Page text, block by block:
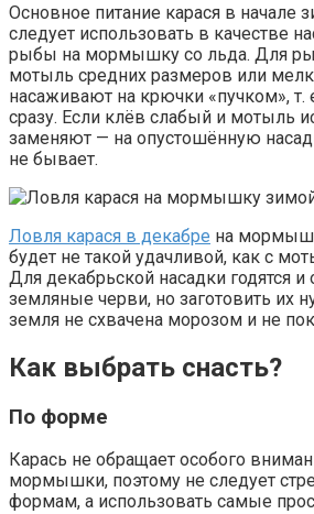
Основное питание карася в начале
следует использовать в качестве
рыбы на мормышку со льда. Для
мотыль средних размеров или
насаживают на крючки «пучком», т.
сразу. Если клёв слабый и мотыль
заменяют — на опустошённую
не бывает.
Ловля карася в декабре на
будет не такой удачливой, как с
Для декабрьской насадки годятся
земляные черви, но заготовить их
земля не схвачена морозом и не
Как выбрать снасть?
По форме
Карась не обращает особого
мормышки, поэтому не следует
формам, а использовать самые